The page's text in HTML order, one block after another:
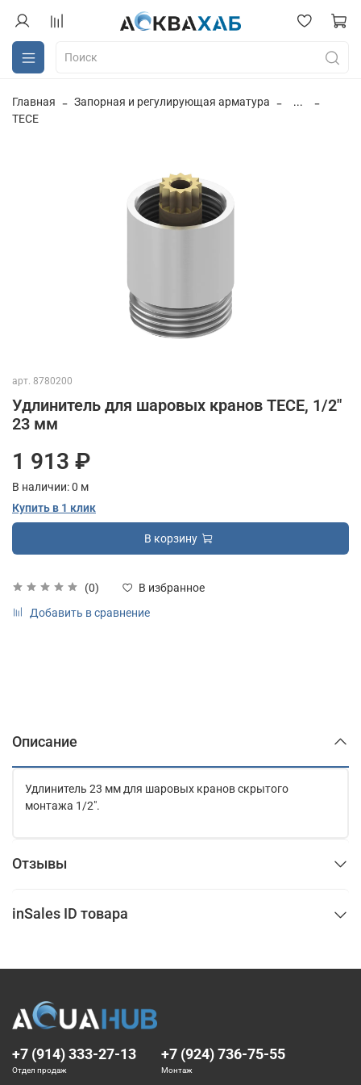
Главная Запорная и регулирующая арматура
...
TECE
арт. 8780200
Удлинитель для шаровых кранов TECE, 1/2"
23 мм
(0)
В избранное
Добавить в сравнение
1 913 ₽
В наличии:0 м
Купить в 1 клик
В корзину
Описание
Удлинитель 23 мм для шаровых кранов скрытого
монтажа 1/2".
Отзывы
inSales ID товара
+7 (914) 333-27-13
Отдел продаж
+7 (924) 736-75-55
Монтаж